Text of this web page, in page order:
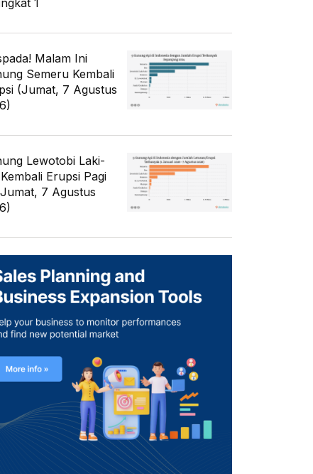
Malam Ini
Semeru Kembali
(Jumat, 7 Agustus
Lewotobi Laki-
Erupsi Pagi
7 Agustus